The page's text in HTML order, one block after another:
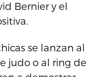
Bernier y el
se lanzan al
judo o al ring de